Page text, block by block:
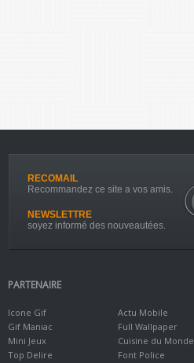
RECOMAIL
Recommandez ce site a vos amis.
NEWSLETTRE
soyez informé des nouveautées.
PARTENAIRE
Icone Gif
Gif Maniac
Mini Jeux
Top Delire
Actu Mobile
Full Wallpaper
Cuisine du Monde
Font Police